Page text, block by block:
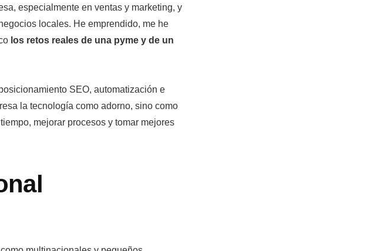
especialmente en ventas y marketing, y
locales. He emprendido, me he
los retos reales de una pyme y de un
SEO, automatización e
la tecnología como adorno, sino como
mejorar procesos y tomar mejores